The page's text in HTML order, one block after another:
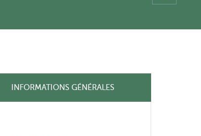
INFORMATIONS GÉNÉRALES